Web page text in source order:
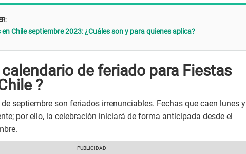
en Chile septiembre 2023: ¿Cuáles son y para quienes aplica?
calendario de feriado para Fiestas
?
septiembre son feriados irrenunciables. Fechas que caen lunes y
por ello, la celebración iniciará de forma anticipada desde el